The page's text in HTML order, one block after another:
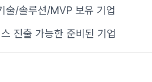
술/솔루션/MVP 보유 기업
진출 가능한 준비된 기업